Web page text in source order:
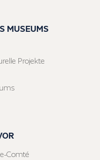
MUSEUMS
Projekte
Comté